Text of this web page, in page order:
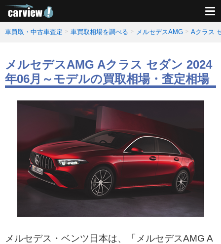
車買取・中古車査定 車買取相場を調べる メルセデスAMG Aクラス
メルセデスAMG Aクラス セダン 2024
年06月～モデルの買取相場・査定相場
メルセデス・ベンツ日本は、「メルセデスAMG A